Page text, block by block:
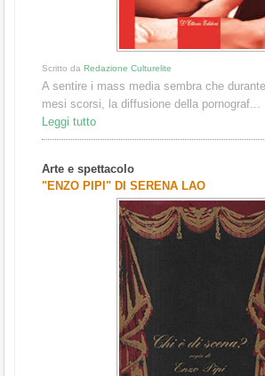
Scritto da Redazione Culturelite
A sentire i mass media sembra che
mesi scorsi, la diffusione della pornograf...
Leggi tutto
Arte e spettacolo
"ENZO PIPI" DI SERENA LAO